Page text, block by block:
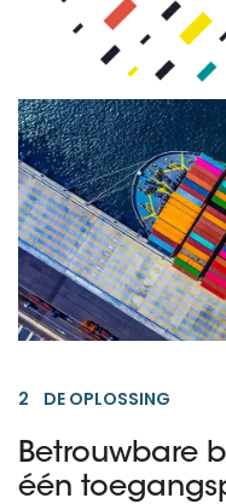
2 DE OPLOSSING
Betrouwbare
één